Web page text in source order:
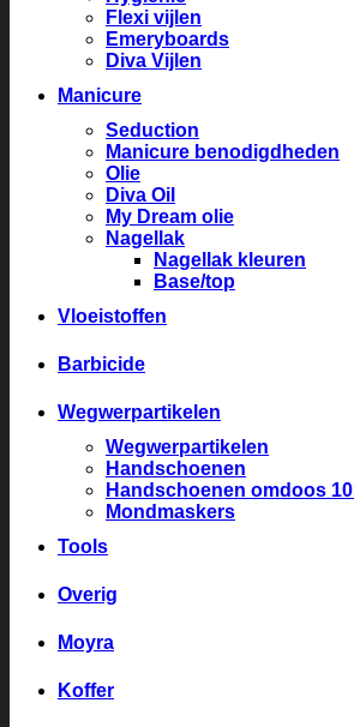
Flexi vijlen
Emeryboards
Diva Vijlen
Manicure
Seduction
Manicure benodigdheden
Olie
Diva Oil
My Dream olie
Nagellak
Nagellak kleuren
Base/top
Vloeistoffen
Barbicide
Wegwerpartikelen
Wegwerpartikelen
Handschoenen
Handschoenen omdoos
Mondmaskers
Tools
Overig
Moyra
Koffer